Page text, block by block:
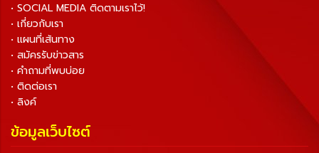
• SOCIAL MEDIA ติดตามเราไว้!
• เกี่ยวกับเรา
• แผนที่เส้นทาง
• สมัครรับข่าวสาร
• คำถามที่พบบ่อย
• ติดต่อเรา
• ลิงค์
ข้อมูลเว็บไซต์